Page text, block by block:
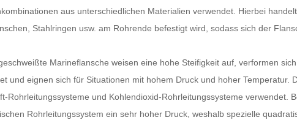
aus unterschiedlichen Materialien verwendet. Hierbei
Stahlringen usw. am Rohrende befestigt wird, sodass sich der
Marineflansche weisen eine hohe Steifigkeit auf, verformen
und eignen sich für Situationen mit hohem Druck und hoher Temperatur.
Rohrleitungssysteme und Kohlendioxid-Rohrleitungssysteme verwendet.
Rohrleitungssystem ein sehr hoher Druck, weshalb spezielle